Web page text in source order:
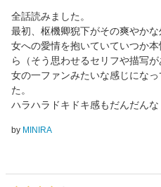
全話読みました。
最初、枢機卿猊下がその爽やか
女への愛情を抱いていていつか
ら（そう思わせるセリフや描写
女の一ファンみたいな感じにな
た。
ハラハラドキドキ感もだんだんな
by MINIRA